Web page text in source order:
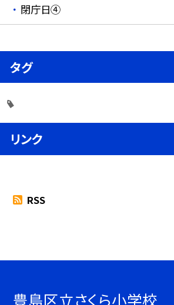
閉庁日④
タグ
リンク
RSS
豊島区立さくら小学校